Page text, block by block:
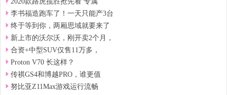
李书福造跑车了！一天只能产3台
终于等到你，两厢思域就要来了
新上市的沃尔沃，刚开卖2个月，
合资+中型SUV仅售11万多，
Proton V70 长这样？
传祺GS4和博越PRO，谁更值
努比亚Z11Max游戏运行流畅